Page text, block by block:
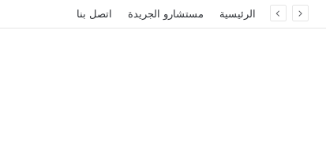
الرئيسية مستشارو الجريدة اتصل بنا